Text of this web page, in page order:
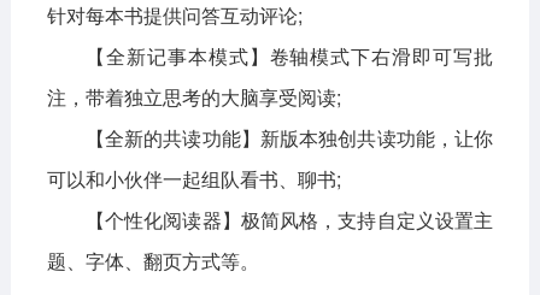
针对每本书提供问答互动评论;
【全新记事本模式】卷轴模式下右滑即可写批
注，带着独立思考的大脑享受阅读;
【全新的共读功能】新版本独创共读功能，让你
可以和小伙伴一起组队看书、聊书;
【个性化阅读器】极简风格，支持自定义设置主
题、字体、翻页方式等。